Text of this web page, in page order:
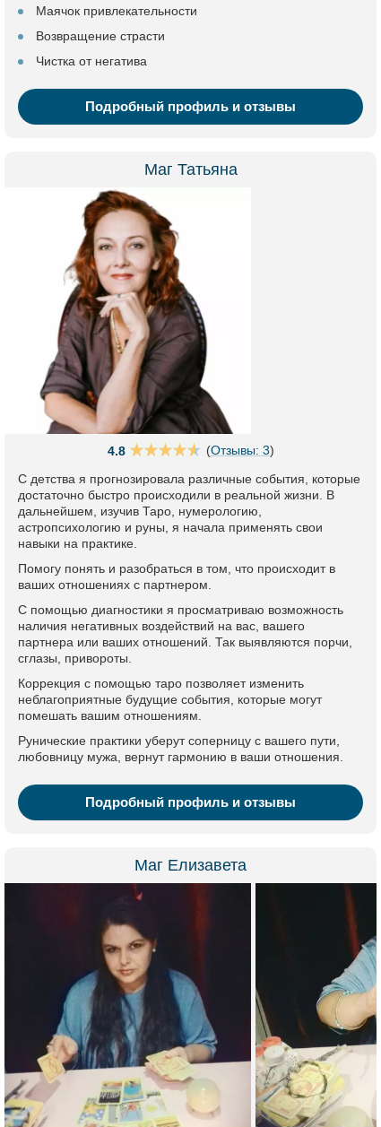
Маячок привлекательности
Возвращение страсти
Чистка от негатива
Подробный профиль и отзывы
Маг Татьяна
4.8 (Отзывы: 3)
С детства я прогнозировала различные события, которые
достаточно быстро происходили в реальной жизни. В
дальнейшем, изучив Таро, нумерологию,
астропсихологию и руны, я начала применять свои
навыки на практике.
Помогу понять и разобраться в том, что происходит в
ваших отношениях с партнером.
С помощью диагностики я просматриваю возможность
наличия негативных воздействий на вас, вашего
партнера или ваших отношений. Так выявляются порчи,
сглазы, привороты.
Коррекция с помощью таро позволяет изменить
неблагоприятные будущие события, которые могут
помешать вашим отношениям.
Рунические практики уберут соперницу с вашего пути,
любовницу мужа, вернут гармонию в ваши отношения.
Подробный профиль и отзывы
Маг Елизавета